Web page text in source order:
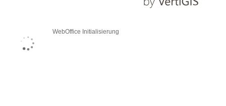
WebOffice Initialisierung